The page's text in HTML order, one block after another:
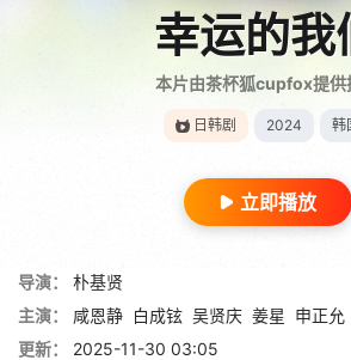
幸运的我
本片由茶杯狐cupfox提供
日韩剧 2024 韩
立即播放
导演：
朴基贤
主演：
咸恩静 白成铉 吴贤庆 姜星 申正允
更新：
2025-11-30 03:05